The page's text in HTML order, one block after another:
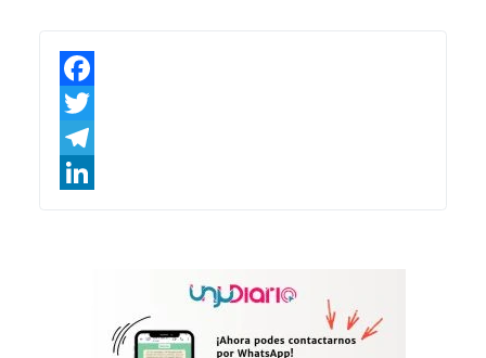
Facebook
Twitter
Telegram